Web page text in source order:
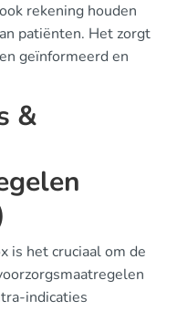
rekening houden
patiënten. Het zorgt
geïnformeerd en
&
is het cruciaal om de
indicaties